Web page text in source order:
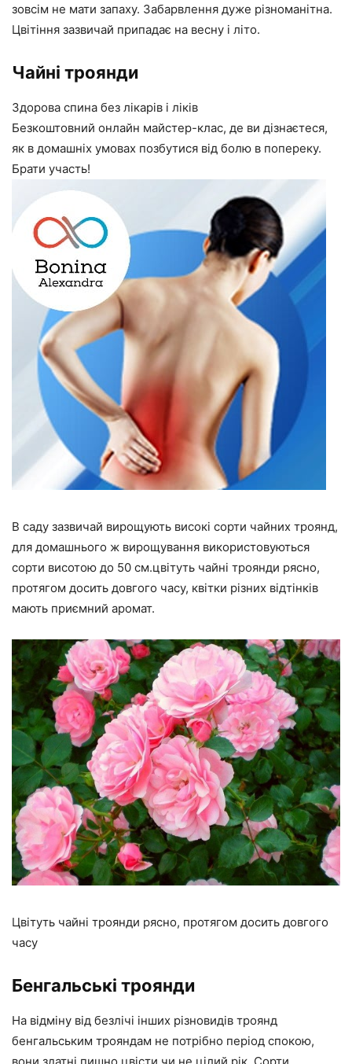
зовсім не мати запаху. Забарвлення дуже різноманітна.
Цвітіння зазвичай припадає на весну і літо.
Чайні троянди
Здорова спина без лікарів і ліків
Безкоштовний онлайн майстер-клас, де ви дізнаєтеся,
як в домашніх умовах позбутися від болю в попереку.
Брати участь!
В саду зазвичай вирощують високі сорти чайних троянд,
для домашнього ж вирощування використовуються
сорти висотою до 50 см.цвітуть чайні троянди рясно,
протягом досить довгого часу, квітки різних відтінків
мають приємний аромат.
Цвітуть чайні троянди рясно, протягом досить довгого
часу
Бенгальські троянди
На відміну від безлічі інших різновидів троянд
бенгальським трояндам не потрібно період спокою,
вони здатні пишно цвісти чи не цілий рік. Сорти